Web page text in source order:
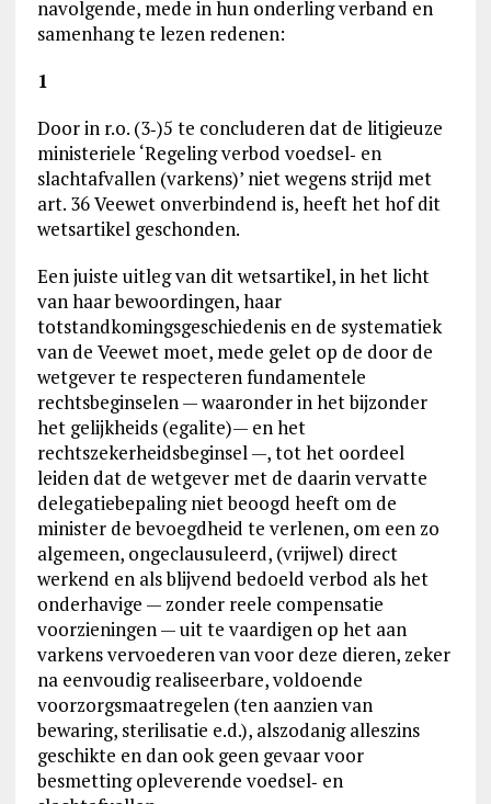
navolgende, mede in hun onderling verband en
samenhang te lezen redenen:
1
Door in r.o. (3‑)5 te concluderen dat de litigieuze
ministeriele ‘Regeling verbod voedsel‑ en
slachtafvallen (varkens)’ niet wegens strijd met
art. 36 Veewet onverbindend is, heeft het hof dit
wetsartikel geschonden.
Een juiste uitleg van dit wetsartikel, in het licht
van haar bewoordingen, haar
totstandkomingsgeschiedenis en de systematiek
van de Veewet moet, mede gelet op de door de
wetgever te respecteren fundamentele
rechtsbeginselen — waaronder in het bijzonder
het gelijkheids (egalite)— en het
rechtszekerheidsbeginsel —, tot het oordeel
leiden dat de wetgever met de daarin vervatte
delegatiebepaling niet beoogd heeft om de
minister de bevoegdheid te verlenen, om een zo
algemeen, ongeclausuleerd, (vrijwel) direct
werkend en als blijvend bedoeld verbod als het
onderhavige — zonder reele compensatie
voorzieningen — uit te vaardigen op het aan
varkens vervoederen van voor deze dieren, zeker
na eenvoudig realiseerbare, voldoende
voorzorgsmaatregelen (ten aanzien van
bewaring, sterilisatie e.d.), alszodanig alleszins
geschikte en dan ook geen gevaar voor
besmetting opleverende voedsel‑ en